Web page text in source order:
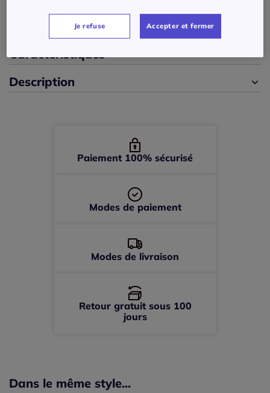
En stock
44 -En stock
Caractéristiques
Description
Paiement 100% sécurisé
Modes de paiement
Modes de livraison
Retour gratuit sous 100
jours
Dans le même style...
Je refuse Accepter et fermer